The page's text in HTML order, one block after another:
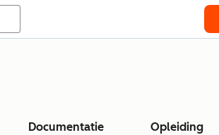
Documentatie Opleiding